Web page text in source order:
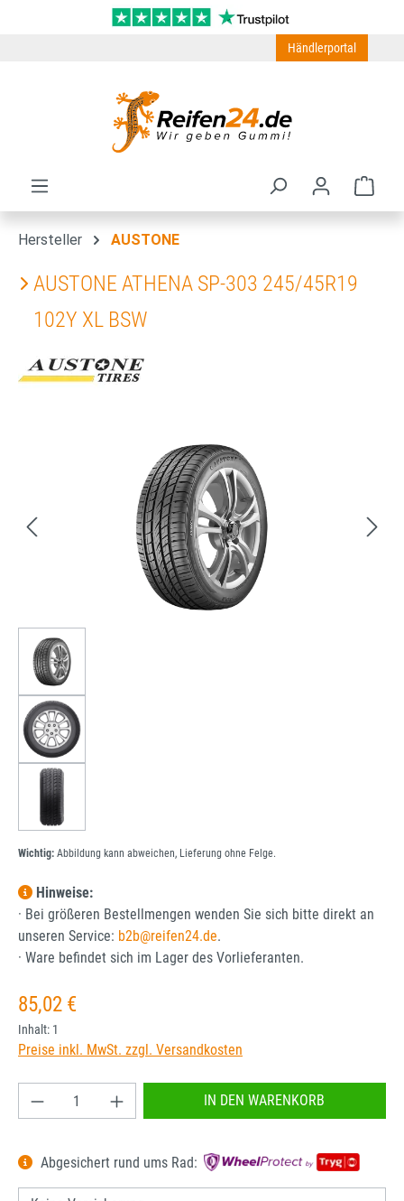
Zum Hauptinhalt springen
Händlerportal
Hersteller AUSTONE
AUSTONE ATHENA SP-303 245/45R19
102Y XL BSW
Wichtig: Abbildung kann abweichen, Lieferung ohne Felge.
Hinweise:
· Bei größeren Bestellmengen wenden Sie sich bitte direkt an
unseren Service: b2b@reifen24.de.
· Ware befindet sich im Lager des Vorlieferanten.
Regulärer Preis:
85,02 €
Inhalt: 1
Preise inkl. MwSt. zzgl. Versandkosten
Produkt Anzahl: Gib den gewünschten Wert
IN DEN WARENKORB
Abgesichert rund ums Rad: